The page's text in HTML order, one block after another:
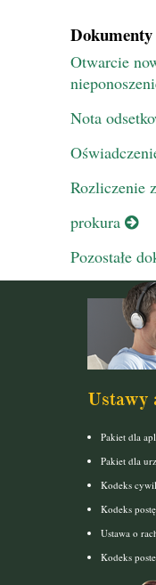
Dokumenty
Otwarcie
Nota
Rozliczenie
prokura
Pozostałe
Ustawy
Pakiet dla
Pakiet dla
Kodeks
Kodeks
Ustawa o
Kodeks